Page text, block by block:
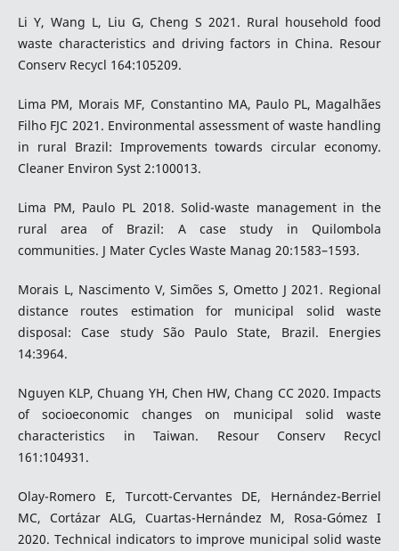
Li Y, Wang L, Liu G, Cheng S 2021. Rural household food
waste characteristics and driving factors in China. Resour
Conserv Recycl 164:105209.
Lima PM, Morais MF, Constantino MA, Paulo PL, Magalhães
Filho FJC 2021. Environmental assessment of waste handling
in rural Brazil: Improvements towards circular economy.
Cleaner Environ Syst 2:100013.
Lima PM, Paulo PL 2018. Solid-waste management in the
rural area of Brazil: A case study in Quilombola
communities. J Mater Cycles Waste Manag 20:1583–1593.
Morais L, Nascimento V, Simões S, Ometto J 2021. Regional
distance routes estimation for municipal solid waste
disposal: Case study São Paulo State, Brazil. Energies
14:3964.
Nguyen KLP, Chuang YH, Chen HW, Chang CC 2020. Impacts
of socioeconomic changes on municipal solid waste
characteristics in Taiwan. Resour Conserv Recycl
161:104931.
Olay-Romero E, Turcott-Cervantes DE, Hernández-Berriel
MC, Cortázar ALG, Cuartas-Hernández M, Rosa-Gómez I
2020. Technical indicators to improve municipal solid waste